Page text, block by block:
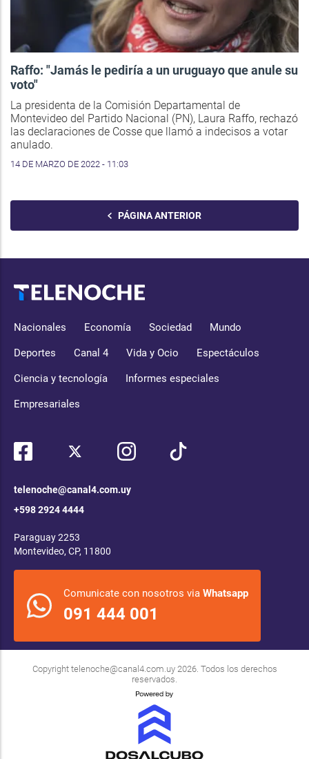
Raffo: "Jamás le pediría a un uruguayo que anule su
voto"
La presidenta de la Comisión Departamental de
Montevideo del Partido Nacional (PN), Laura Raffo, rechazó
las declaraciones de Cosse que llamó a indecisos a votar
anulado.
14 DE MARZO DE 2022 - 11:03
PÁGINA ANTERIOR
Nacionales Economía Sociedad Mundo
Deportes Canal 4 Vida y Ocio Espectáculos
Ciencia y tecnología Informes especiales
Empresariales
telenoche@canal4.com.uy
+598 2924 4444
Paraguay 2253
Montevideo, CP, 11800
Comunicate con nosotros via Whatsapp
091 444 001
Copyright telenoche@canal4.com.uy2026. Todos los derechos
reservados.